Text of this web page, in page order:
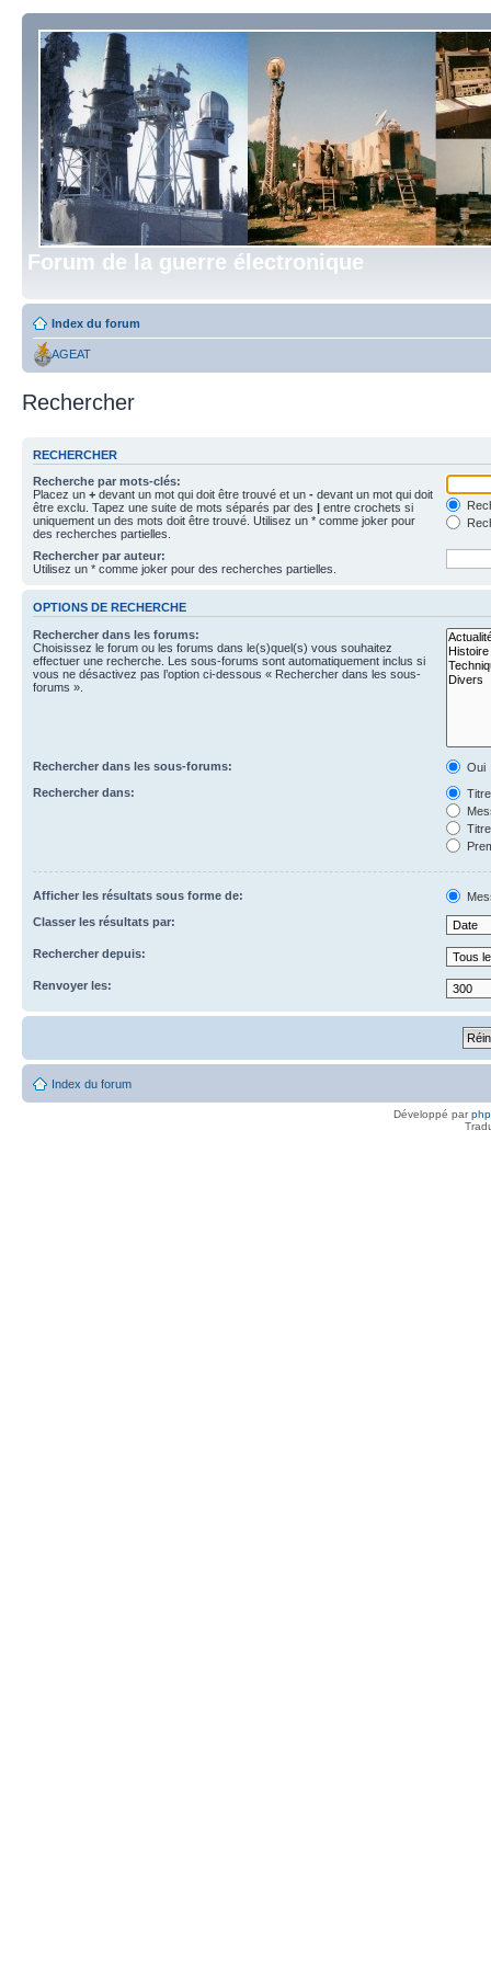
Forum de la guerre électronique
Index du forum
AGEAT
Rechercher
RECHERCHER
Recherche par mots-clés:
Placez un + devant un mot qui doit être trouvé et un - devant un mot qui doit
être exclu. Tapez une suite de mots séparés par des | entre crochets si
uniquement un des mots doit être trouvé. Utilisez un * comme joker pour
des recherches partielles.
Rechercher par auteur:
Utilisez un * comme joker pour des recherches partielles.
OPTIONS DE RECHERCHE
Rechercher dans les forums:
Choisissez le forum ou les forums dans le(s)quel(s) vous souhaitez
effectuer une recherche. Les sous-forums sont automatiquement inclus si
vous ne désactivez pas l’option ci-dessous « Rechercher dans les sous-
forums ».
Rechercher dans les sous-forums:
Oui
Rechercher dans:
Afficher les résultats sous forme de:
Classer les résultats par:
Rechercher depuis:
Renvoyer les:
Index du forum
Développé par